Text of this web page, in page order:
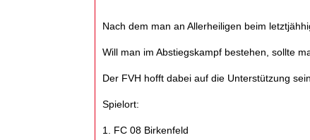
Nach dem man an Allerheiligen beim
Will man im Abstiegskampf bestehen, sollte
Der FVH hofft dabei auf die Unterstützung
Spielort:
1. FC 08 Birkenfeld